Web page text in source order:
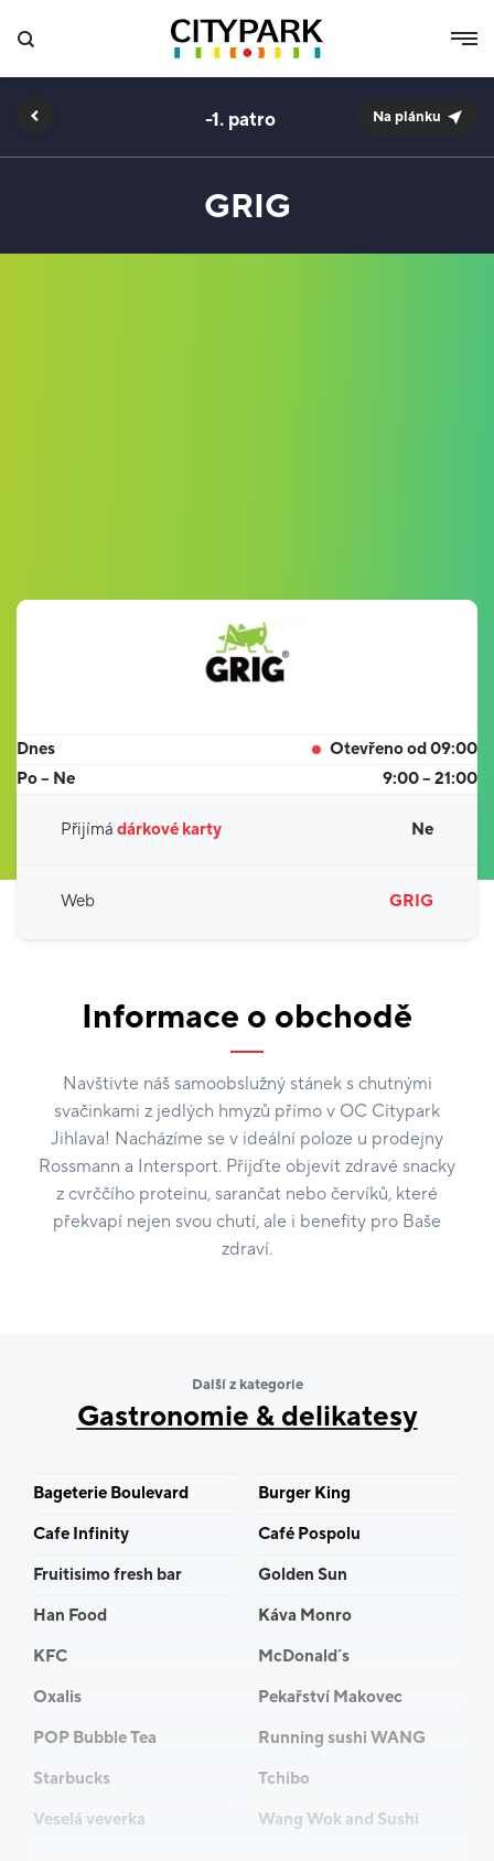
GRIG
-1. Na plánku
Dnes
Otevřeno od 09:00
Po – Ne
9:00 – 21:00
Přijímá dárkové karty Ne
Web GRIG
Informace o obchodě
Navštivte náš samoobslužný stánek s chutnými
svačinkami z jedlých hmyzů přímo v OC Citypark
Jihlava! Nacházíme se v ideální poloze u prodejny
Rossmann a Intersport. Přijďte objevit zdravé snacky
z cvrččího proteinu, sarančat nebo červíků, které
překvapí nejen svou chutí, ale i benefity pro Baše
zdraví.
Další z kategorie
Gastronomie & delikatesy
Bageterie Boulevard
Burger King
Cafe Infinity
Café Pospolu
Fruitisimo fresh bar
Golden Sun
Han Food
Káva Monro
KFC
McDonald´s
Oxalis
Pekařství Makovec
POP Bubble Tea
Running sushi WANG
Starbucks
Tchibo
Veselá veverka
Wang Wok and Sushi